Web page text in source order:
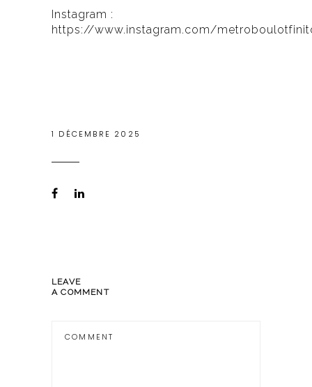
Instagram :
https://www.instagram.com/
1 DÉCEMBRE 2025
LEAVE
A COMMENT